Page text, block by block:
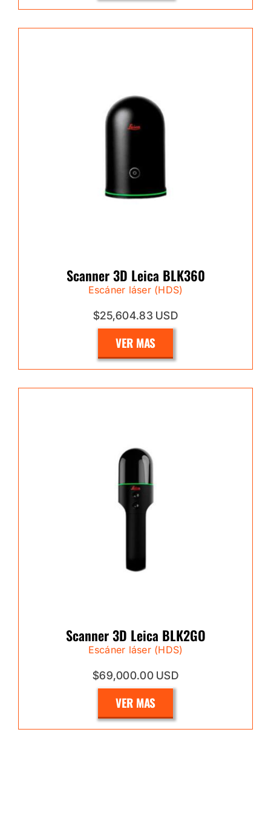
Scanner 3D Leica BLK360
Escáner láser (HDS)
$25,604.83 USD
VER MAS
Scanner 3D Leica BLK2GO
Escáner láser (HDS)
$69,000.00 USD
VER MAS